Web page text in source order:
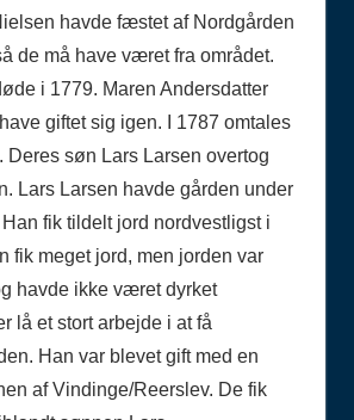
havde fæstet af Nordgården
de må have været fra området.
i 1779. Maren Andersdatter
giftet sig igen. I 1787 omtales
Deres søn Lars Larsen overtog
Lars Larsen havde gården under
fik tildelt jord nordvestligst i
fik meget jord, men jorden var
havde ikke været dyrket
lå et stort arbejde i at få
Han var blevet gift med en
af Vindinge/Reerslev. De fik